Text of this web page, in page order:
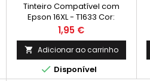
Tinteiro Compatível com
Epson 16XL - T1633 Cor:
Magenta Capacidade: 11,6 ml
Preço
1,95 €
 Adicionar ao carrinho
 Disponível